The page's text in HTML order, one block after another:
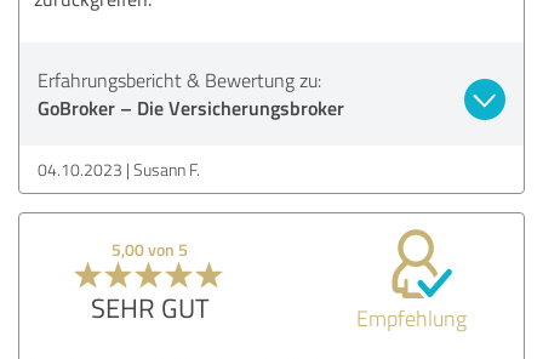
Erfahrungsbericht & Bewertung zu:
GoBroker – Die Versicherungsbroker
04.10.2023 Susann F.
5,00 von 5
SEHR GUT Empfehlung